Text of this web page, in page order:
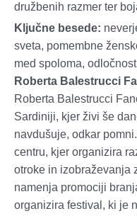
družbenih razmer ter
Ključne besede:
sveta, pomembne
med spoloma,
Roberta Balestrucci
Roberta Balestrucci
Sardiniji, kjer živi še
navdušuje, odkar
centru, kjer organizira
otroke in izobraževanja
namenja promociji
organizira festival, ki je